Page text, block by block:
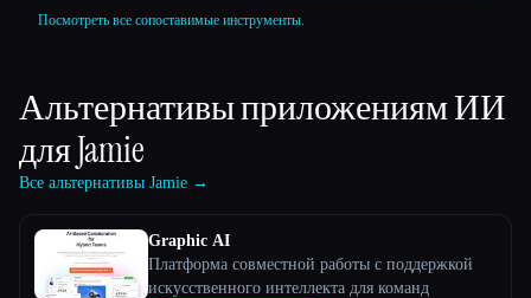
Посмотреть все сопоставимые инструменты.
Альтернативы приложениям ИИ
дляJamie
Все альтернативы Jamie →
Graphic AI
Платформа совместной работы с поддержкой
искусственного интеллекта для команд